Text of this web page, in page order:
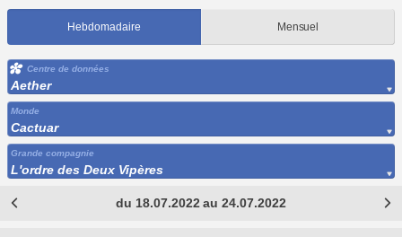
Hebdomadaire Mensuel
Centre de données
Aether
Monde
Cactuar
Grande compagnie
L'ordre des Deux Vipères
du 18.07.2022 au 24.07.2022